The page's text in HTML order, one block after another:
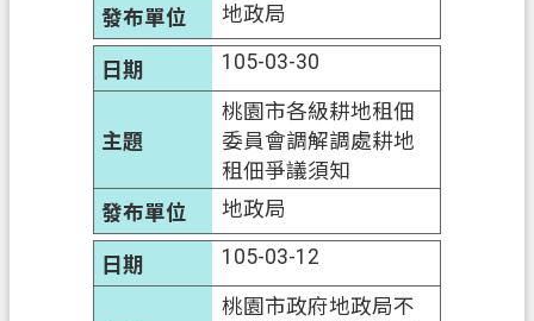
地政局
105-03-30
桃園市各級耕地租佃
委員會調解調處耕地
租佃爭議須知
地政局
105-03-12
桃園市政府地政局不